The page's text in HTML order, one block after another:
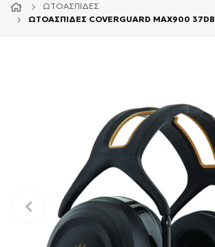
ΩΤΟΑΣΠΊΔΕΣ
ΩΤΟΑΣΠΙΔΕΣ COVERGUARD MAX900 37DB